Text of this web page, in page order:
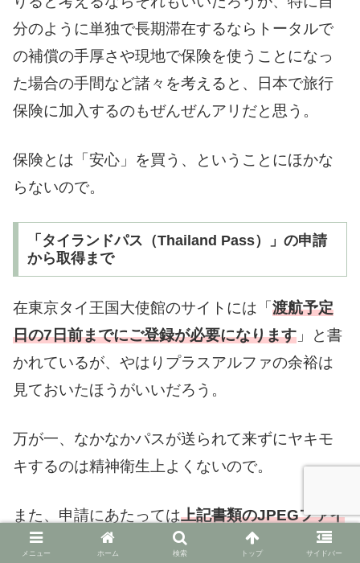
分のように単独で長期滞在するならトータルで
の補償の手厚さや現地で保険を使うことになっ
た場合の手間など諸々を考えると、日本で旅行
保険に加入するのもぜんぜんアリだと思う。
保険とは「安心」を買う、ということにほかな
らないので。
「タイランドパス（Thailand Pass）」の申請
から取得まで
在東京タイ王国大使館のサイトには「 渡航予定
日の7日前までにご登録が必要になります 」と書
かれているが、やはりプラスアルファの余裕は
見ておいたほうがいいだろう。
万が一、なかなかパスが送られて来ずにヤキモ
キするのは精神衛生上よくないので。
また、申請にあたっては上記書類のJPEGファイ
ルが必要
となる。
メニュー ホーム 検索 トップ サイドバー